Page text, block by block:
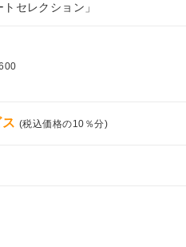
セレクション」
(税込価格の10％分)